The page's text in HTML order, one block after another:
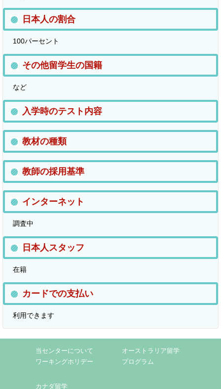
日本人の割合
100パーセント
その他留学生の国籍
など
入学時のテスト内容
教材の種類
教師の採用基準
インターネット
調査中
日本人スタッフ
在籍
カードでの支払い
利用できます
当センターについて
ワーキングホリデー
カナダ留学
オーストラリア留学
プログラム